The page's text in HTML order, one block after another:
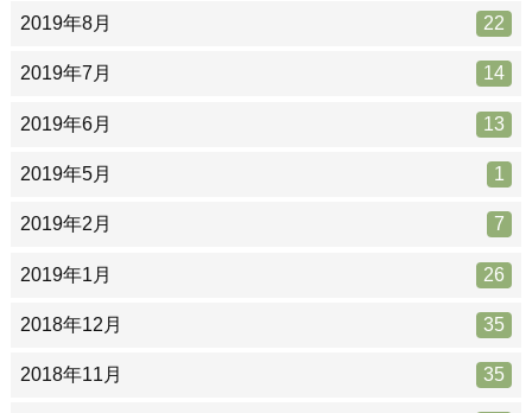
2019年8月 22
2019年7月 14
2019年6月 13
2019年5月 1
2019年2月 7
2019年1月 26
2018年12月 35
2018年11月 35